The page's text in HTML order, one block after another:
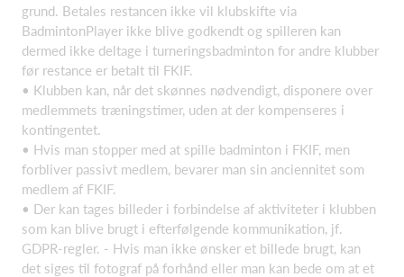
grund. Betales restancen ikke vil klubskifte via
BadmintonPlayer ikke blive godkendt og spilleren kan
dermed ikke deltage i turneringsbadminton for andre klubber
før restance er betalt til FKIF.
• Klubben kan, når det skønnes nødvendigt, disponere over
medlemmets træningstimer, uden at der kompenseres i
kontingentet.
• Hvis man stopper med at spille badminton i FKIF, men
forbliver passivt medlem, bevarer man sin anciennitet som
medlem af FKIF.
• Der kan tages billeder i forbindelse af aktiviteter i klubben
som kan blive brugt i efterfølgende kommunikation, jf.
GDPR-regler. - Hvis man ikke ønsker et billede brugt, kan
det siges til fotograf på forhånd eller man kan bede om at et